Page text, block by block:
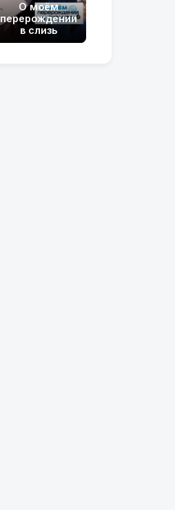
О моём
перерождении
в слизь